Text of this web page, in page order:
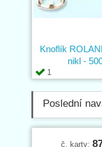
1
Knoflík
nikl -
Poslední
č. karty: